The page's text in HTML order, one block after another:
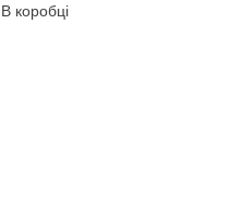
коробці